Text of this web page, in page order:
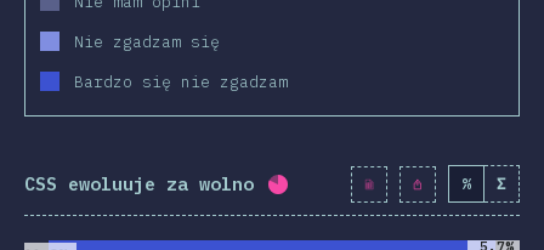
Nie zgadzam się
Bardzo się nie zgadzam
CSS ewoluuje za wolno Procent ukończenia: 80.4
% Σ
2019 2020
5.7%